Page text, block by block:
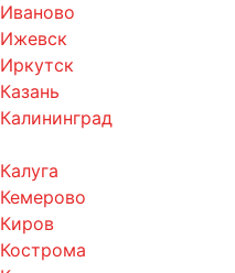
Иваново
Ижевск
Иркутск
Казань
Калининград
Калуга
Кемерово
Киров
Кострома